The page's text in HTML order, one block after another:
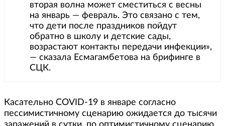
вторая волна может сместиться с весны
на январь — февраль. Это связано с тем,
что дети после праздников пойдут
обратно в школу и детские сады,
возрастают контакты передачи инфекции»,
— сказала Есмагамбетова на брифинге в
СЦК.
Касательно COVID-19 в январе согласно
пессимистичному сценарию ожидается до тысячи